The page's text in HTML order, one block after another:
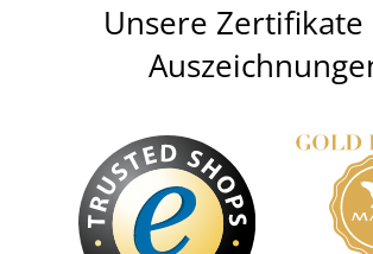
Unsere Zertifikate